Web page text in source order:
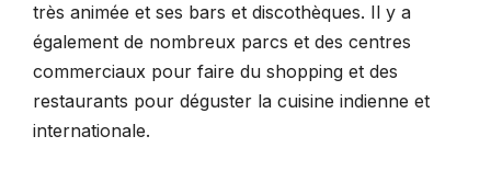
très animée et ses bars et discothèques. Il y a
également de nombreux parcs et des centres
commerciaux pour faire du shopping et des
restaurants pour déguster la cuisine indienne et
internationale.